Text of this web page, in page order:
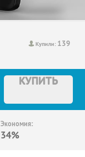
Купили: 139
КУПИТЬ
Экономия:
34%